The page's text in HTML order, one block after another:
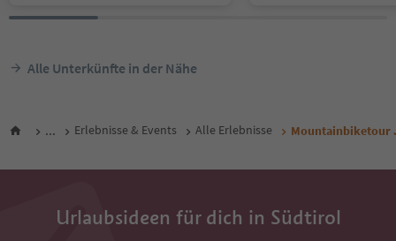
Alle Unterkünfte in der Nähe
... Erlebnisse & Events Alle Erlebnisse Mountainbiketour
Urlaubsideen für dich in Südtirol